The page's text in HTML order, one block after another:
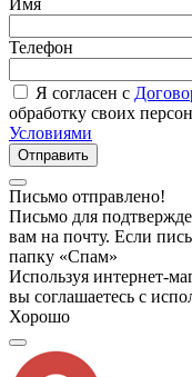
Телефон
Я согласен с
обработку своих
Условиями
Отправить
Письмо отправлено!
Письмо для
вам на почту. Если
папку «Спам»
Используя интернет-
вы соглашаетесь с
Хорошо